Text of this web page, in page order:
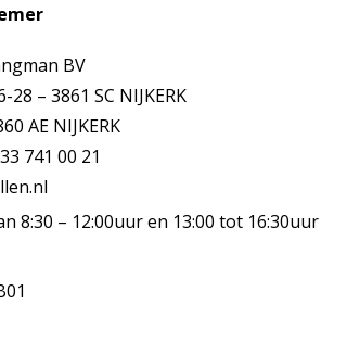
BV
– 3861 SC NIJKERK
AE NIJKERK
741 00 21
8:30 – 12:00uur en 13:00 tot 16:30uur